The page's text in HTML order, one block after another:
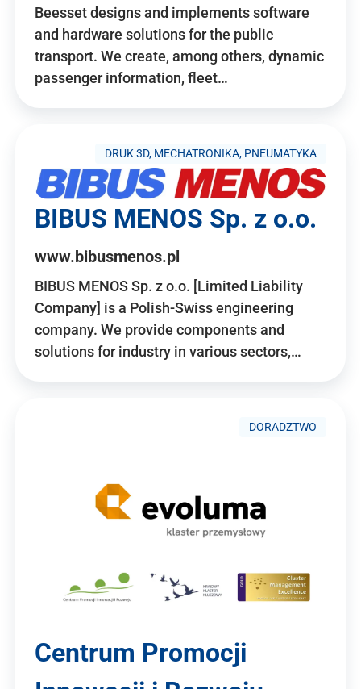
Beesset designs and implements software
and hardware solutions for the public
transport. We create, among others, dynamic
passenger information, fleet…
DRUK 3D, MECHATRONIKA, PNEUMATYKA
BIBUS MENOS Sp. z o.o.
www.bibusmenos.pl
BIBUS MENOS Sp. z o.o. [Limited Liability
Company] is a Polish-Swiss engineering
company. We provide components and
solutions for industry in various sectors,…
DORADZTWO
Centrum Promocji